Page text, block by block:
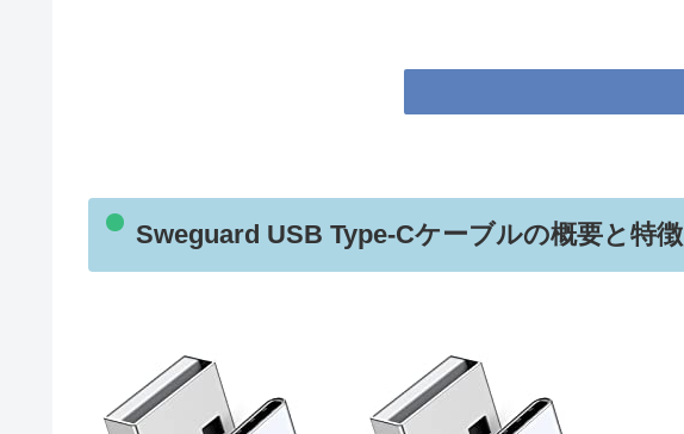
Sweguard USB Type-Cケーブルの概要と特徴